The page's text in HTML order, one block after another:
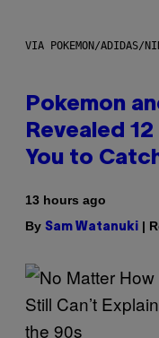
VIA POKEMON/ADIDAS/
Pokemon
Revealed
You to
13 hours ago
By Sam Watanuki |